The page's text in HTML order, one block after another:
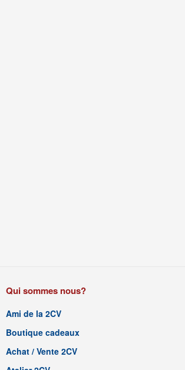
Qui sommes nous?
Ami de la 2CV
Boutique cadeaux
Achat / Vente 2CV